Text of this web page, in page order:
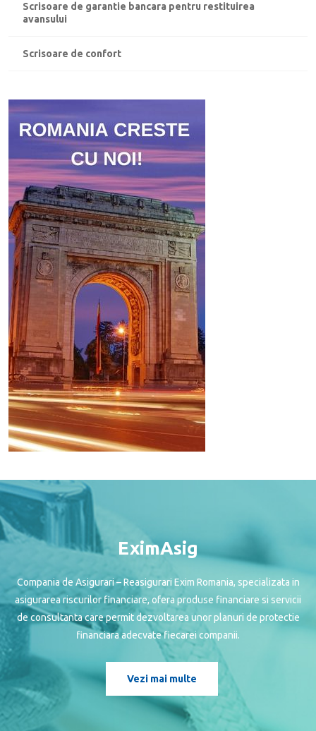
Scrisoare de garantie bancara pentru restituirea
avansului
Scrisoare de confort
EximAsig
Compania de Asigurari – Reasigurari Exim Romania, specializata in
asigurarea riscurilor financiare, ofera produse financiare si servicii
de consultanta care permit dezvoltarea unor planuri de protectie
financiara adecvate fiecarei companii.
Vezi mai multe